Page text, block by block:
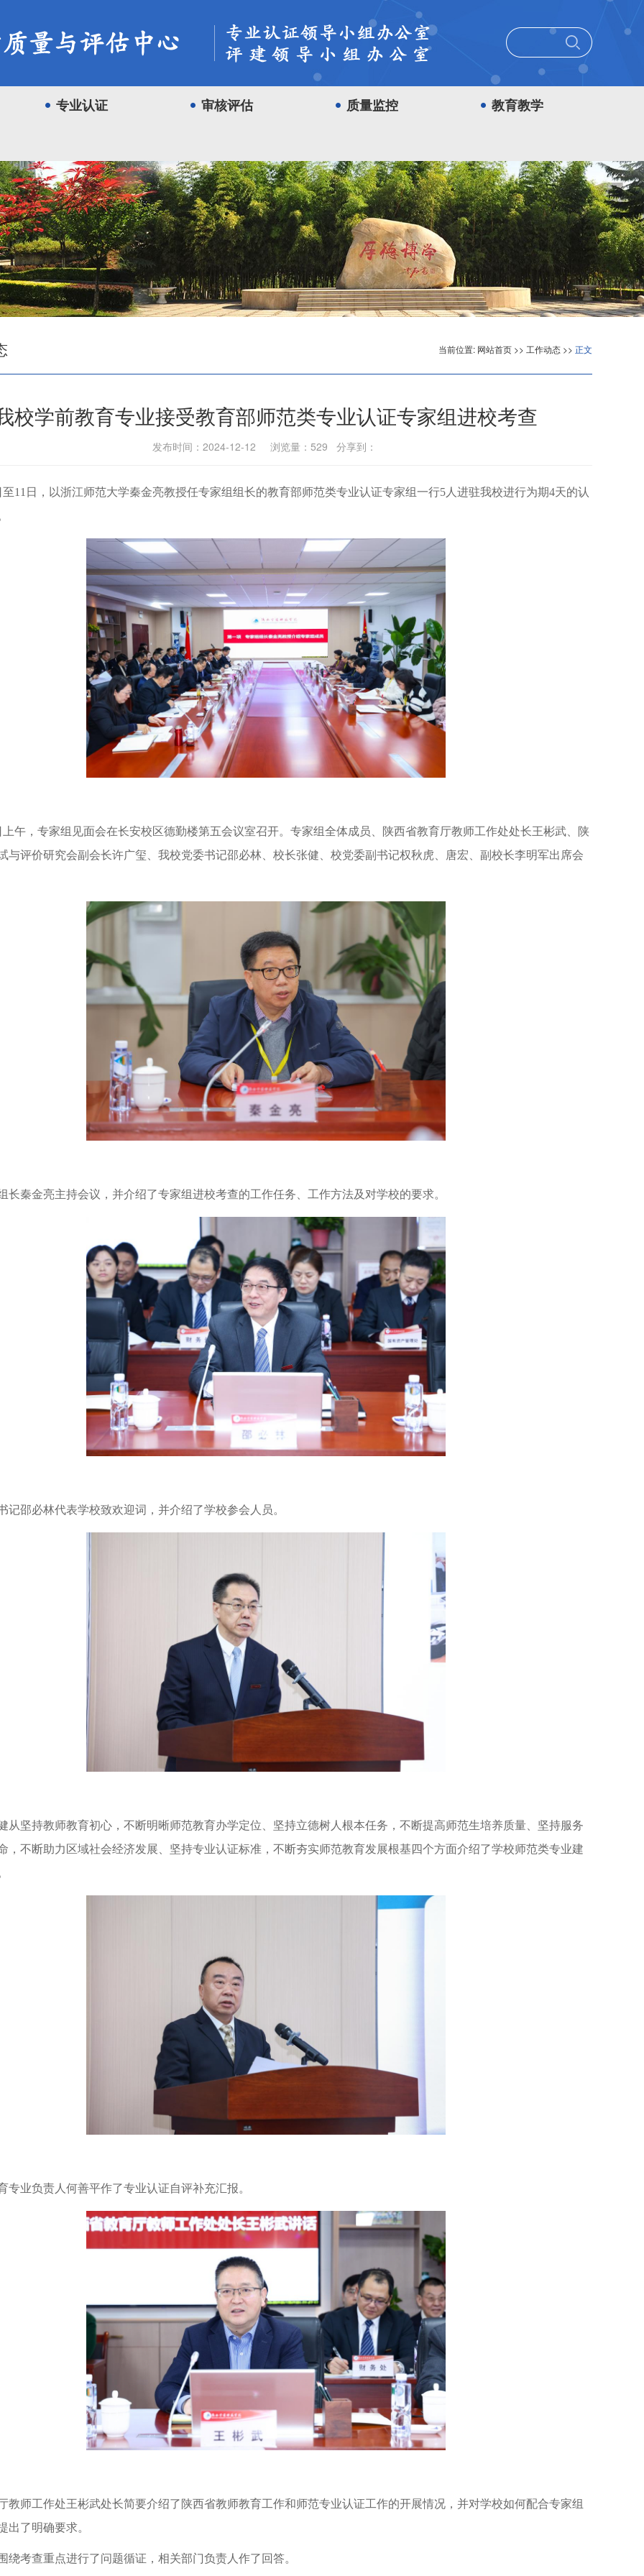
专业认证 审核评估 质量监控 教育教学
当前位置: 网站首页 >> 工作动态 >> 正文
校学前教育专业接受教育部师范类专业认证专家组进校考查
发布时间：2024-12-12 浏览量： 529 分享到：
至11日，以浙江师范大学秦金亮教授任专家组组长的教育部师范类专业认证专家组一行5人进驻我校进行为期4天的认
上午，专家组见面会在长安校区德勤楼第五会议室召开。专家组全体成员、陕西省教育厅教师工作处处长王彬武、陕
与评价研究会副会长许广玺、我校党委书记邵必林、校长张健、校党委副书记权秋虎、唐宏、副校长李明军出席会
长秦金亮主持会议，并介绍了专家组进校考查的工作任务、工作方法及对学校的要求。
记邵必林代表学校致欢迎词，并介绍了学校参会人员。
从坚持教师教育初心 ， 不断明晰师范教育办学定位、 坚持立德树人根本任务， 不断提高师范生培养质量、 坚持服务
， 不断助力区域社会经济发展、 坚持专业认证标准 ， 不断夯实师范教育发展根基 四个方面介绍了学校师范类专业建
专业负责人何善平作了专业认证自评补充汇报。
教师工作处王彬武处长简要介绍了陕西省教师教育工作和师范专业认证工作的开展情况，并对学校如何配合专家组
出了明确要求。
绕考查重点进行了问题循证，相关部门负责人作了回答。